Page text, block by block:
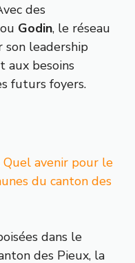
des
ou Godin, le réseau
son leadership
aux besoins
futurs foyers.
Quel avenir pour le
du canton des
dans le
des Pieux, la